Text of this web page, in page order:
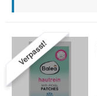
Verpasst!